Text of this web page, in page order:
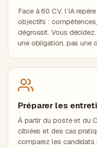
Face à 60 CV, l’IA
objectifs :
dégrossit. Vous
une obligation, pas une
Préparer les
À partir du poste et du
ciblées et des cas
comparez les candidats